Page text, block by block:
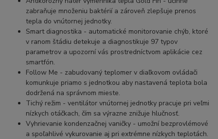
zabraňuje množeniu baktérií a zároveň zlepšuje prenos
tepla do vnútornej jednotky.
Smart diagnostika - automatické monitorovanie chýb, ktoré
v ranom štádiu detekuje a diagnostikuje 97 typov
parametrov a upozorní vás prostredníctvom aplikácie cez
smartfón.
Follow Me - zabudovaný teplomer v diaľkovom ovládači
komunkuje priamo s jednotkou aby nastavená teplota bola
dodržená na správnom mieste.
Tichý režim - ventilátor vnútornej jednotky pracuje pri veľmi
nízkych otáčkach, čím sa výrazne znižuje hlučnosť.
Vyhrievanie kondenzačnej vaničky - umožní bezprovlémové
a spoľahlivé vykurovanie aj pri extrémne nízkych teplotách.